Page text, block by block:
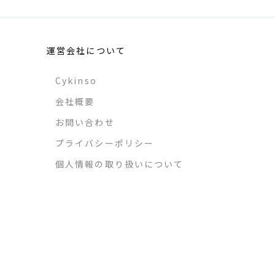
運営会社について
Cykinso
会社概要
お問い合わせ
プライバシーポリシー
個人情報の取り扱いについて